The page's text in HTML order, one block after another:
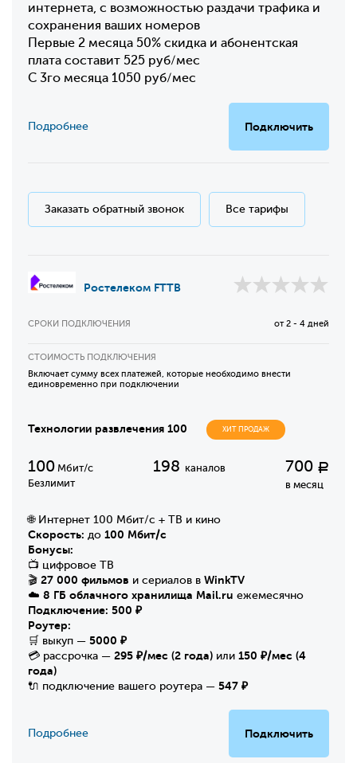
интернета, с возможностью раздачи трафика и
сохранения ваших номеров
Первые 2 месяца 50% скидка и абонентская
плата составит 525 руб/мес
С 3го месяца 1050 руб/мес
Подключить
Подробнее
Заказать обратный звонок Все тарифы
Ростелеком FTTB
СРОКИ ПОДКЛЮЧЕНИЯ от 2 - 4 дней
СТОИМОСТЬ ПОДКЛЮЧЕНИЯ
Включает сумму всех платежей, которые необходимо внести
единовременно при подключении
Технологии развлечения 100 ХИТ ПРОДАЖ
100 Мбит/с
Безлимит
198 каналов 700 Р
в месяц
🌐 Интернет 100 Мбит/с + ТВ и кино
Скорость: до 100 Мбит/с
Бонусы:
📺 цифровое ТВ
🎬 27 000 фильмов и сериалов в WinkTV
☁️ 8 ГБ облачного хранилища Mail.ru ежемесячно
Подключение: 500 ₽
Роутер:
🛒 выкуп — 5000 ₽
💳 рассрочка — 295 ₽/мес (2 года) или 150 ₽/мес (4
года)
🔌 подключение вашего роутера — 547 ₽
Подключить
Подробнее